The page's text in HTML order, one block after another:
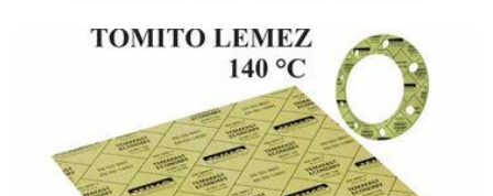
SZEMÉLY GÉPJÁRMŰ TÖMÍTÉS
MOTORKERÉKPÁR-GOKART-QUAD-CSÓNAKMOTOR TÖMÍTÉS
Adatkezelés